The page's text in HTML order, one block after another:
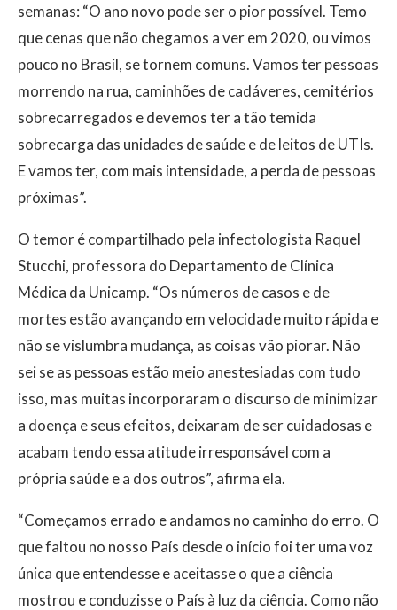
semanas: “O ano novo pode ser o pior possível. Temo
que cenas que não chegamos a ver em 2020, ou vimos
pouco no Brasil, se tornem comuns. Vamos ter pessoas
morrendo na rua, caminhões de cadáveres, cemitérios
sobrecarregados e devemos ter a tão temida
sobrecarga das unidades de saúde e de leitos de UTIs.
E vamos ter, com mais intensidade, a perda de pessoas
próximas”.
O temor é compartilhado pela infectologista Raquel
Stucchi, professora do Departamento de Clínica
Médica da Unicamp. “Os números de casos e de
mortes estão avançando em velocidade muito rápida e
não se vislumbra mudança, as coisas vão piorar. Não
sei se as pessoas estão meio anestesiadas com tudo
isso, mas muitas incorporaram o discurso de minimizar
a doença e seus efeitos, deixaram de ser cuidadosas e
acabam tendo essa atitude irresponsável com a
própria saúde e a dos outros”, afirma ela.
“Começamos errado e andamos no caminho do erro. O
que faltou no nosso País desde o início foi ter uma voz
única que entendesse e aceitasse o que a ciência
mostrou e conduzisse o País à luz da ciência. Como não